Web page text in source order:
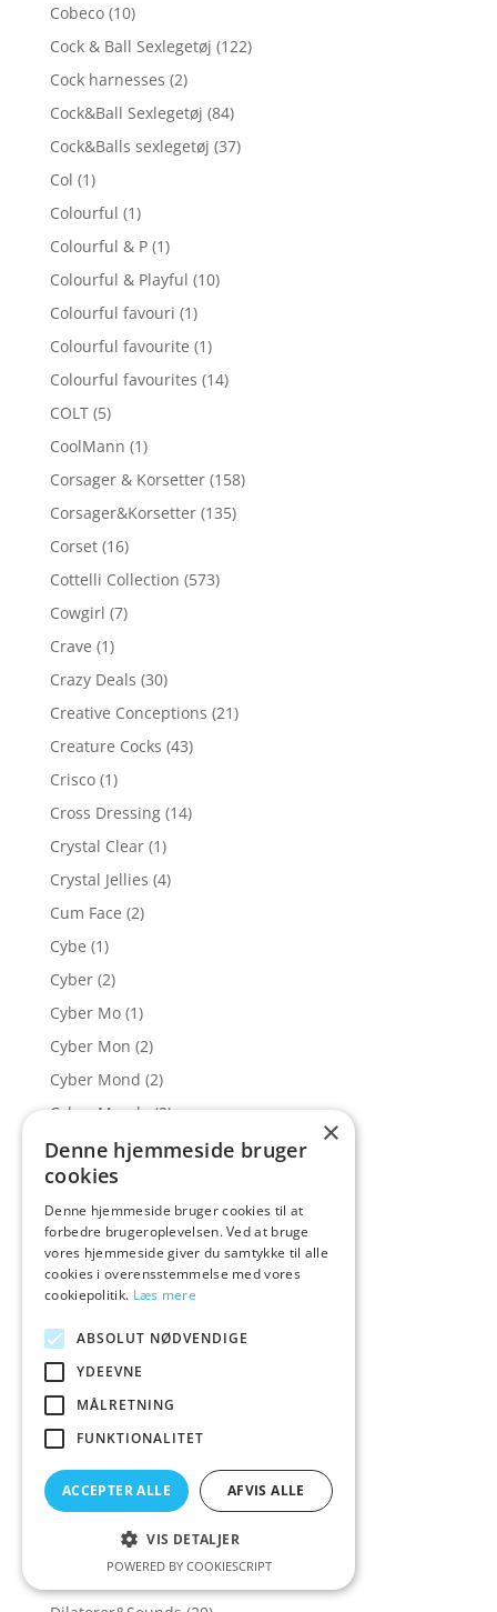
Cobeco (10)
Cock & Ball Sexlegetøj (122)
Cock harnesses (2)
Cock&Ball Sexlegetøj (84)
Cock&Balls sexlegetøj (37)
Col (1)
Colourful (1)
Colourful & P (1)
Colourful & Playful (10)
Colourful favouri (1)
Colourful favourite (1)
Colourful favourites (14)
COLT (5)
CoolMann (1)
Corsager & Korsetter (158)
Corsager&Korsetter (135)
Corset (16)
Cottelli Collection (573)
Cowgirl (7)
Crave (1)
Crazy Deals (30)
Creative Conceptions (21)
Creature Cocks (43)
Crisco (1)
Cross Dressing (14)
Crystal Clear (1)
Crystal Jellies (4)
Cum Face (2)
Cybe (1)
Cyber (2)
Cyber Mo (1)
Cyber Mon (2)
Cyber Mond (2)
Cyber Monda (2)
Cyber Monday (190)
CyberSkin
D (4)
Dame Products (1)
Daring Intimates (17)
Date Night Treats (1)
Dately (3)
Day Deals (2)
December Sale (9)
Delay Spray
DG-Lab (4)
Dick Johnson (2)
×
Denne hjemmeside bruger
cookies
Denne hjemmeside bruger cookies til at
forbedre brugeroplevelsen. Ved at bruge
vores hjemmeside giver du samtykke til alle
cookies i overensstemmelse med vores
cookiepolitik. Læs mere
ABSOLUT NØDVENDIGE
YDEEVNE
MÅLRETNING
FUNKTIONALITET
ACCEPTER ALLE AFVIS ALLE
VIS DETALJER
POWERED BY COOKIESCRIPT